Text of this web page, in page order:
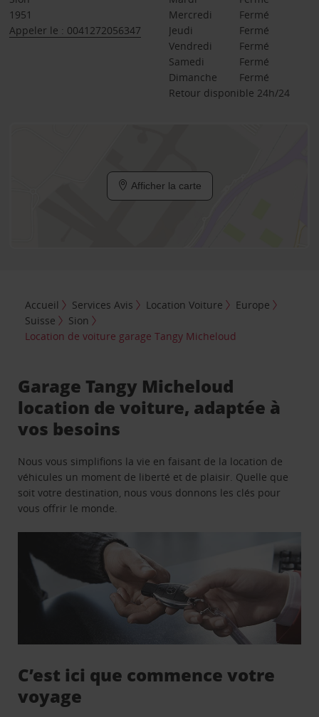
1951
Appeler le : 0041272056347
Mercredi
Fermé
Jeudi
Fermé
Vendredi
Fermé
Samedi
Fermé
Dimanche
Fermé
Retour disponible 24h/24
Afficher la carte
Accueil Services Avis Location Voiture
Europe
Suisse
Sion
Location de voiture garage Tangy Micheloud
Garage Tangy Micheloud
location de voiture, adaptée à
vos besoins
Nous vous simplifions la vie en faisant de la location de
véhicules un moment de liberté et de plaisir. Quelle que
soit votre destination, nous vous donnons les clés pour
vous offrir le monde.
C’est ici que commence votre
voyage